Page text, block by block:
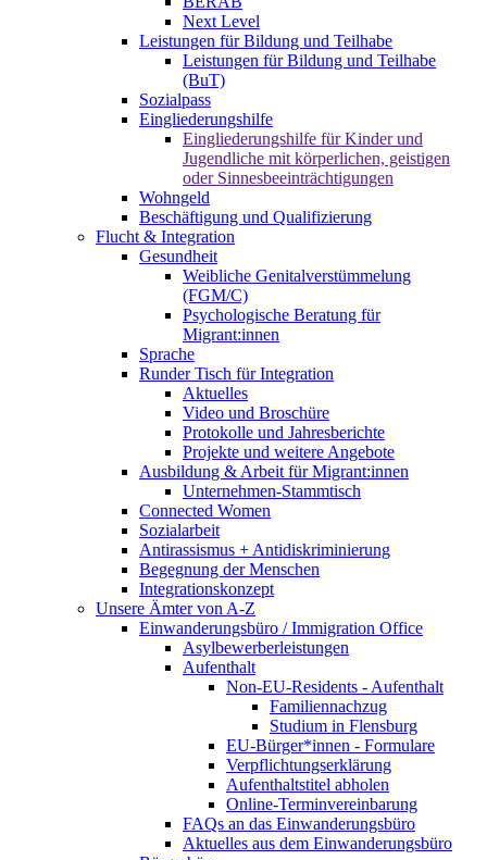
Next Level
Leistungen für Bildung und Teilhabe
Leistungen für Bildung und Teilhabe
(BuT)
Sozialpass
Eingliederungshilfe
Eingliederungshilfe für Kinder und
Jugendliche mit körperlichen, geistigen
oder Sinnesbeeinträchtigungen
Wohngeld
Beschäftigung und Qualifizierung
Flucht & Integration
Gesundheit
Weibliche Genitalverstümmelung
(FGM/C)
Psychologische Beratung für
Migrant:innen
Sprache
Runder Tisch für Integration
Aktuelles
Video und Broschüre
Protokolle und Jahresberichte
Projekte und weitere Angebote
Ausbildung & Arbeit für Migrant:innen
Unternehmen-Stammtisch
Connected Women
Sozialarbeit
Antirassismus + Antidiskriminierung
Begegnung der Menschen
Integrationskonzept
Unsere Ämter von A-Z
Einwanderungsbüro / Immigration Office
Asylbewerberleistungen
Aufenthalt
Non-EU-Residents - Aufenthalt
Familiennachzug
Studium in Flensburg
EU-Bürger*innen - Formulare
Verpflichtungserklärung
Aufenthaltstitel abholen
Online-Terminvereinbarung
FAQs an das Einwanderungsbüro
Aktuelles aus dem Einwanderungsbüro